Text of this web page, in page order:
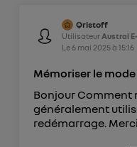
Qristoff
Utilisateur Austral
Le6 mai 2025à 15:16
Mémoriser le
Bonjour Comment
généralement
redémarrage.